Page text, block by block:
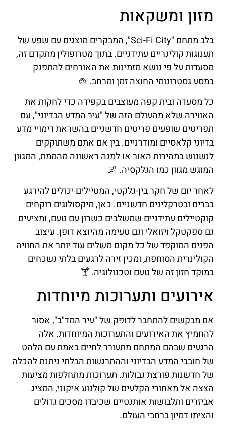
מזון ומשקאות
בלב מתחם "Sci-Fi City", המבקרים מוצגים עם שפע של
תענוגות קולינריים עתידניים. בתוך מטרופולין מתקדם זה,
מסעדות על פי נושא מזמינות את האורחים להתפנק
במסע גסטרונומי החוצה זמן ומרחב. 🍲
כל מסעדה ובית קפה מעוצבים בקפידה כדי לחקות את
האווירה שלא מהעולם הזה של "עיר המדע הבדיוני", עם
תפריטים שופעים פריטים חדשניים בהשראת דימויי מדע
בדיוני קלאסיים ומודרניים. בין אם אתם משתוקקים
לנשנוש במהירות האור או למנה ראשונה מהממת, המגוון
המוגש מגוון כמו הגלקסיה. 🌌
לאחר יום של חקר בין-גלקטי, המטיילים יכולים להירגע
בברים ובטרקלינים חדשניים. כאן, מיקסולוגים רוקחים
קוקטיילים עתידניים שמשלבים כשרון עם טעם, ומציעים
גם ספקטקל ויזואלי וגם טעימה מהיוצא דופן. עיצוב
הפנים המוקפד של כל מקום משלים עוד יותר את החוויה
הקולינרית הסוחפת, ומכין זירה לרגעים בלתי נשכחים
במוקד חזון זה של טעם וטכנולוגיה. 🍸
אירועים ותערוכות מיוחדות
אם מבקשים להתחבר לדופק של "עיר המד"ב", אסור
להחמיץ את האירועים והתערוכות המיוחדות. אלה
הרגעים שבהם המתחם מתעורר לחיים באמת עם הלהט
של חובבי המדע הבדיוני וההתרגשות הבלתי ניתנת להכלה
של חדשנות פורצת גבולות. תערוכות מתחלפות מציעות
הצצה אל מאחורי הקלעים של קולנוע איקוני, המציג
אביזרים ותלבושות אותנטיים שכיבדו מסכים גדולים
והציתו דמיון ברחבי העולם.